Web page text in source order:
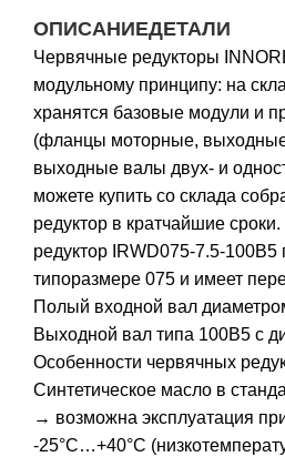
ОПИСАНИЕДЕТАЛИ
Червячные редукторы
модульному принципу: на
хранятся базовые модули и
(фланцы моторные,
выходные валы двух- и
можете купить со склада
редуктор в кратчайшие
редуктор IRWD075-7.5-100B5
типоразмере 075 и имеет
Полый входной вал
Выходной вал типа 100B5 с
Особенности червячных
Синтетическое масло в
→ возможна эксплуатация
-25°С…+40°С